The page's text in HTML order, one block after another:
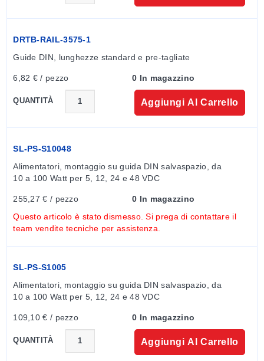
SL-PS-S4024, SL-PS-S6024 e SL-PS-S10024:
150%, 31,2 a 36V
Standard di sicurezza: UL508, EN60950-1* approvato,
conforme a NEC Classe 2/LPS
Tensione di isolamento:
I/P-O/P:3k Vac; I/P-FG: 1,5k Vac
Resistenza di isolamento:
I/P-O/P, I/P-FG, O/P-FG:100 MΩ / 500 Vdc Conformità
EMI a EN55011, EN55022 (CISPR22), EN61204-3
Classe B
Immunità EMS modelli 10 e 20 W:
criterio A
Immunità EMS modelli 40, 60 e 100 W:Conformità a
EN61000-4-2, 3, 4, 5, 6, 8, 11, EN50204, EN55024,
criterio A
DRTB-RAIL-3575-1
Guide DIN, lunghezze standard e pre-tagliate
6,82 € / pezzo 0 In magazzino
QUANTITÀ Aggiungi Al Carrello
SL-PS-S10048
Alimentatori, montaggio su guida DIN salvaspazio, da
10 a 100 Watt per 5, 12, 24 e 48 VDC
255,27 € / pezzo
0 In magazzino
Questo articolo è stato dismesso. Si prega di contattare il
team vendite tecniche per assistenza.
SL-PS-S1005
Alimentatori, montaggio su guida DIN salvaspazio, da
10 a 100 Watt per 5, 12, 24 e 48 VDC
109,10 € / pezzo 0 In magazzino
QUANTITÀ Aggiungi Al Carrello